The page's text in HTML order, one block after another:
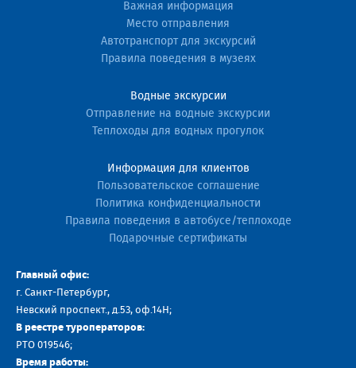
Важная информация
Место отправления
Автотранспорт для экскурсий
Правила поведения в музеях
Водные экскурсии
Отправление на водные экскурсии
Теплоходы для водных прогулок
Информация для клиентов
Пользовательское соглашение
Политика конфиденциальности
Правила поведения в автобусе/теплоходе
Подарочные сертификаты
Главный офис:
г. Санкт-Петербург,
Невский проспект., д.53, оф.14H;
В реестре туроператоров:
РТО 019546;
Время работы: